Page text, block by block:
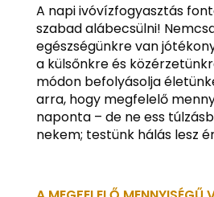
A napi ivóvízfogyasztás
szabad alábecsülni!
egészségünkre van
a külsőnkre és
módon befolyásolja
arra, hogy megfelelő
naponta – de ne ess
nekem; testünk hálás lesz